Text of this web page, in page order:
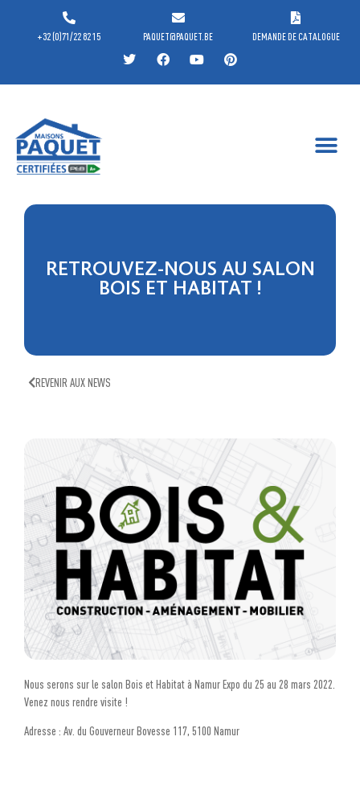
+32 (0)71/22 82 15 PAQUET@PAQUET.BE DEMANDE DE CATALOGUE
RETROUVEZ-NOUS AU SALON
BOIS ET HABITAT !
REVENIR AUX NEWS
Nous serons sur le salon Bois et Habitat à Namur Expo du 25 au 28 mars 2022.
Venez nous rendre visite !
Adresse : Av. du Gouverneur Bovesse 117, 5100 Namur